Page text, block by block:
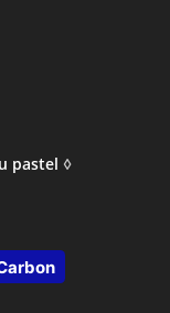
pastel ◊